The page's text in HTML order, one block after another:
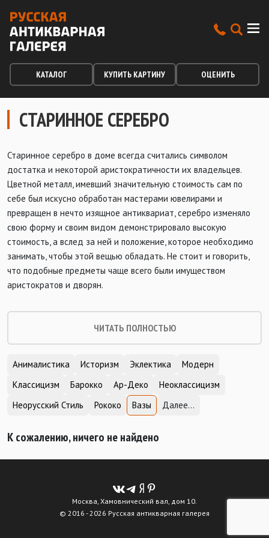
КАТАЛОГ КУПИТЬ КАРТИНУ ОЦЕНИТЬ
СТАРИННОЕ СЕРЕБРО
Старинное серебро в доме всегда считались символом
достатка и некоторой аристократичности их владельцев.
Цветной металл, имевший значительную стоимость сам по
себе был искусно обработан мастерами ювелирами и
превращен в нечто изящное антиквариат, серебро изменяло
свою форму и своим видом демонстрировало высокую
стоимость, а вслед за ней и положение, которое необходимо
занимать, чтобы этой вещью обладать. Не стоит и говорить,
что подобные предметы чаще всего были имуществом
аристократов и дворян.
ЧИТАТЬ ПОЛНОСТЬЮ
Анималистика Историзм Эклектика
Модерн
Классицизм
Барокко Ар-Деко
Неоклассицизм
Неорусский Стиль
Рококо Вазы Далее...
К сожалению, ничего не найдено
Москва, Хамовнический вал, дом 10.
© 2016 - 2026 Русская антикварная галерея